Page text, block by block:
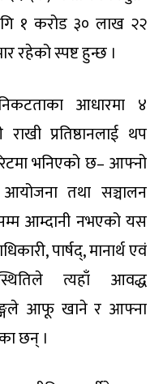
१ करोड ३० लाख २२
रहेको स्पष्ट हुन्छ ।
आधारमा ४
प्रतिष्ठानलाई थप
भनिएको छ– आफ्नो
आयोजना तथा सञ्चालन
आम्दानी नभएको यस
पार्षद्, मानार्थ एवं
त्यहाँ आवद्ध
आफू खाने र आफ्ना
छन् ।